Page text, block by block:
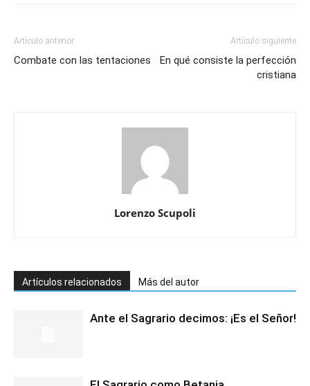
Artículo anterior
Combate con las tentaciones
Artículo siguiente
En qué consiste la perfección
cristiana
Lorenzo Scupoli
Artículos relacionados Más del autor
Ante el Sagrario decimos: ¡Es el Señor!